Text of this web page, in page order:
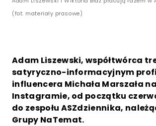
(fot. materiały prasowe)
Adam Liszewski, współtwórca
satyryczno-informacyjnym
influencera Michała Marszała na
Instagramie, od początku
do zespołu ASZdziennika,
Grupy NaTemat.